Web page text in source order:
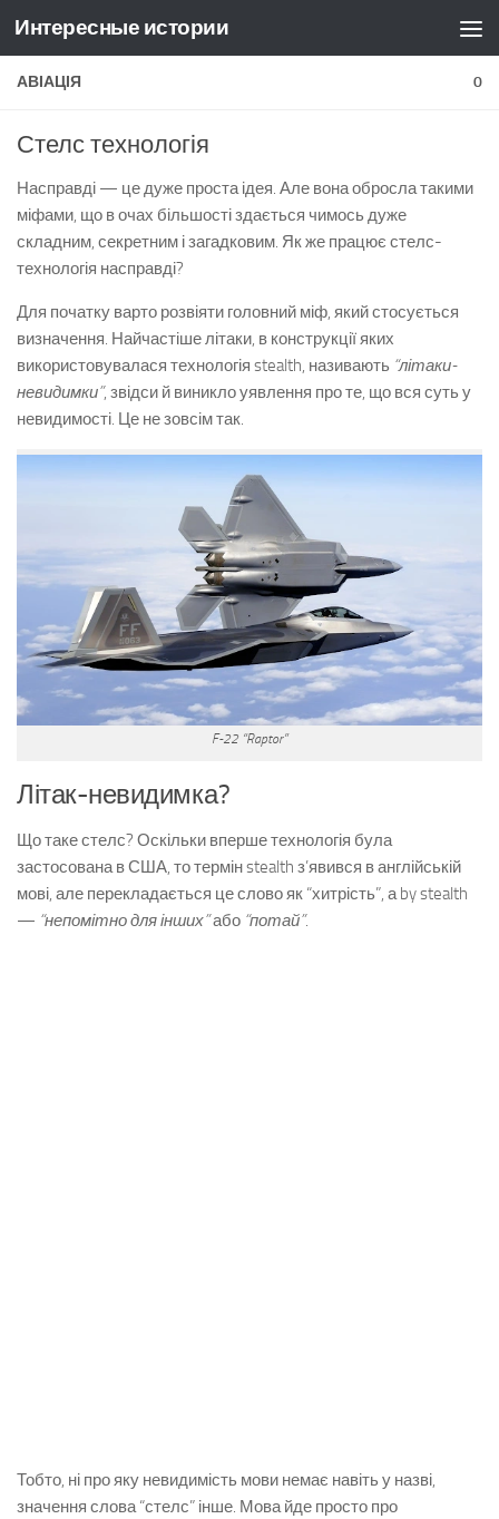
Skip to content
Интересные истории
АВІАЦІЯ 0
Стелс технологія
Насправді — це дуже проста ідея. Але вона обросла такими
міфами, що в очах більшості здається чимось дуже
складним, секретним і загадковим. Як же працює стелс-
технологія насправді?
Для початку варто розвіяти головний міф, який стосується
визначення. Найчастіше літаки, в конструкції яких
використовувалася технологія stealth, називають “літаки-
невидимки”, звідси й виникло уявлення про те, що вся суть у
невидимості. Це не зовсім так.
F-22 “Raptor”
Літак-невидимка?
Що таке стелс? Оскільки вперше технологія була
застосована в США, то термін stealth з’явився в англійській
мові, але перекладається це слово як “хитрість”, а by stealth
— “непомітно для інших”або “потай”.
Тобто, ні про яку невидимість мови немає навіть у назві,
значення слова “стелс” інше. Мова йде просто про